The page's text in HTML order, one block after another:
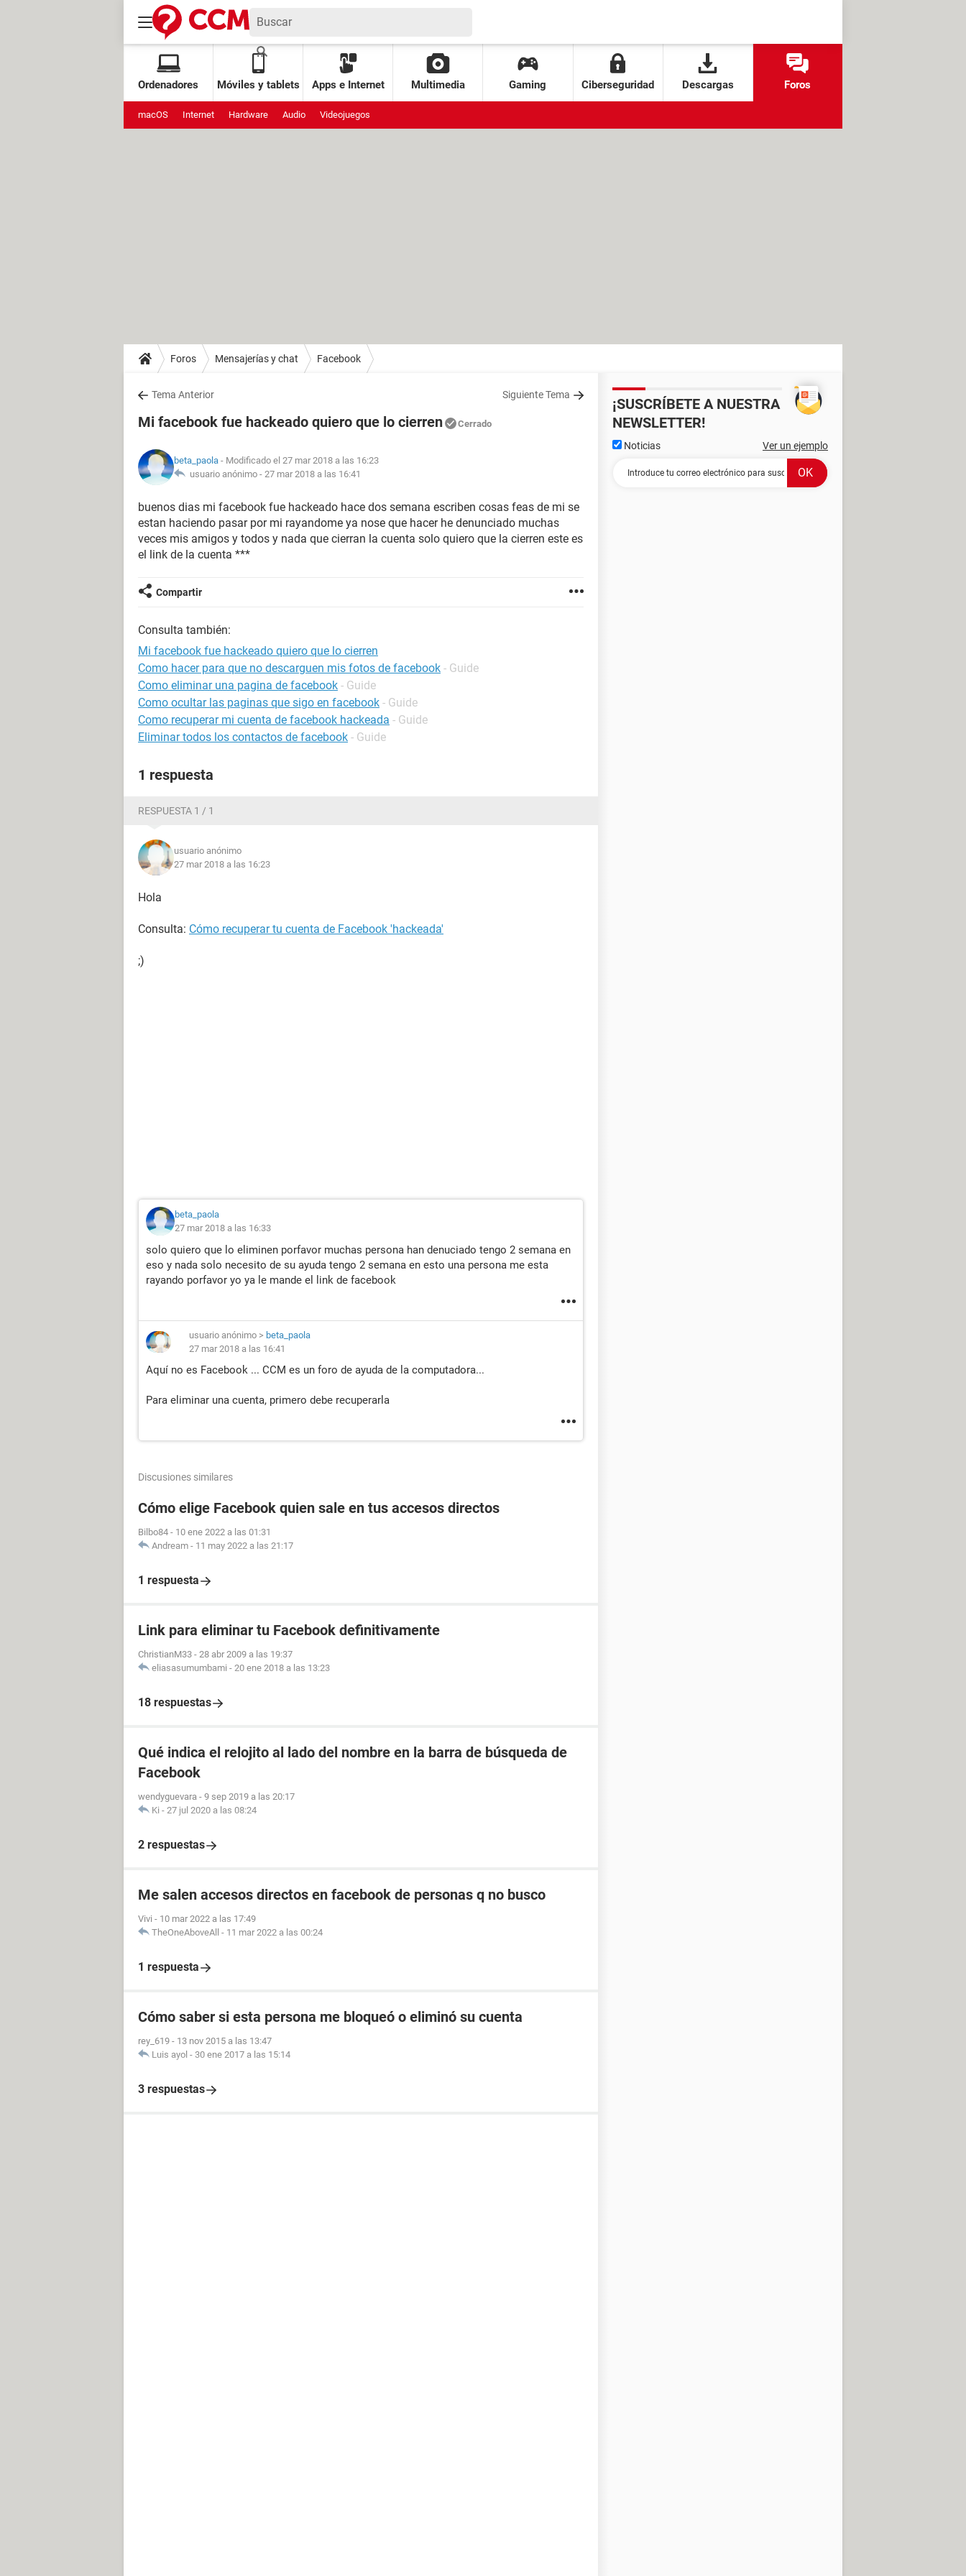
Ordenadores Móviles y tablets Apps e Internet Multimedia Gaming Ciberseguridad Descargas Foros
macOS Internet Hardware Audio Videojuegos
Foros Mensajerías y chat Facebook
Tema Anterior Siguiente Tema
Mi facebook fue hackeado quiero que lo cierren Cerrado
beta_paola - Modificado el 27 mar 2018 a las 16:23
usuario anónimo - 27 mar 2018 a las 16:41
buenos dias mi facebook fue hackeado hace dos semana escriben cosas feas de mi se
estan haciendo pasar por mi rayandome ya nose que hacer he denunciado muchas
veces mis amigos y todos y nada que cierran la cuenta solo quiero que la cierren este es
el link de la cuenta ***
Compartir
Consulta también:
Mi facebook fue hackeado quiero que lo cierren
Como hacer para que no descarguen mis fotos de facebook - Guide
Como eliminar una pagina de facebook - Guide
Como ocultar las paginas que sigo en facebook - Guide
Como recuperar mi cuenta de facebook hackeada - Guide
Eliminar todos los contactos de facebook - Guide
1 respuesta
RESPUESTA 1 / 1
usuario anónimo
27 mar 2018 a las 16:23
Hola
Consulta: Cómo recuperar tu cuenta de Facebook 'hackeada'
;)
beta_paola
27 mar 2018 a las 16:33
solo quiero que lo eliminen porfavor muchas persona han denuciado tengo 2 semana en
eso y nada solo necesito de su ayuda tengo 2 semana en esto una persona me esta
rayando porfavor yo ya le mande el link de facebook
usuario anónimo > beta_paola
27 mar 2018 a las 16:41
Aquí no es Facebook ... CCM es un foro de ayuda de la computadora...
Para eliminar una cuenta, primero debe recuperarla
Discusiones similares
Cómo elige Facebook quien sale en tus accesos directos
Bilbo84 - 10 ene 2022 a las 01:31
Andream - 11 may 2022 a las 21:17
1 respuesta
Link para eliminar tu Facebook definitivamente
ChristianM33 - 28 abr 2009 a las 19:37
eliasasumumbami - 20 ene 2018 a las 13:23
18 respuestas
Qué indica el relojito al lado del nombre en la barra de búsqueda de
Facebook
wendyguevara - 9 sep 2019 a las 20:17
Ki - 27 jul 2020 a las 08:24
2 respuestas
Me salen accesos directos en facebook de personas q no busco
Vivi - 10 mar 2022 a las 17:49
TheOneAboveAll - 11 mar 2022 a las 00:24
1 respuesta
Cómo saber si esta persona me bloqueó o eliminó su cuenta
rey_619 - 13 nov 2015 a las 13:47
Luis ayol - 30 ene 2017 a las 15:14
3 respuestas
¡SUSCRÍBETE A NUESTRA
NEWSLETTER!
Noticias Ver un ejemplo